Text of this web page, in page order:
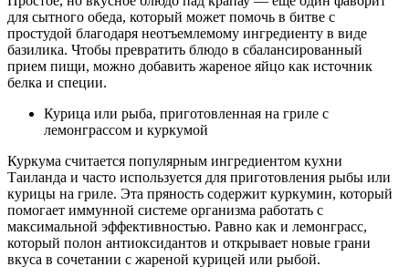
для сытного обеда, который может помочь в битве с
простудой благодаря неотъемлемому ингредиенту в виде
базилика. Чтобы превратить блюдо в сбалансированный
прием пищи, можно добавить жареное яйцо как источник
белка и специи.
Курица или рыба, приготовленная на гриле с
лемонграссом и куркумой
Куркума считается популярным ингредиентом кухни
Таиланда и часто используется для приготовления рыбы или
курицы на гриле. Эта пряность содержит куркумин, который
помогает иммунной системе организма работать с
максимальной эффективностью. Равно как и лемонграсс,
который полон антиоксидантов и открывает новые грани
вкуса в сочетании с жареной курицей или рыбой.